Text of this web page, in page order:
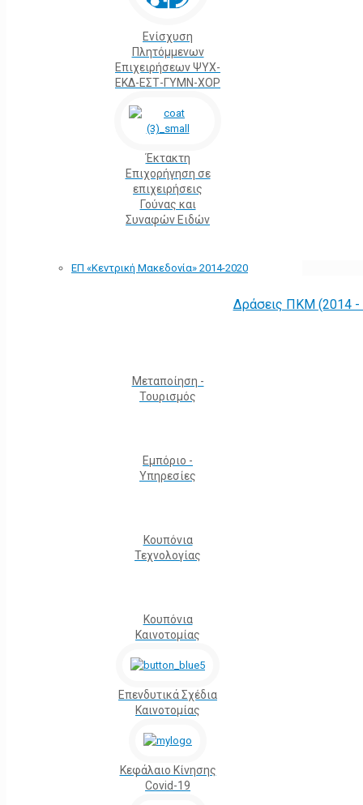
Ενίσχυση
Πλητόμμενων
Επιχειρήσεων ΨΥΧ-
ΕΚΔ-ΕΣΤ-ΓΥΜΝ-ΧΟΡ
Έκτακτη
Επιχορήγηση σε
επιχειρήσεις
Γούνας και
Συναφών Ειδών
ΕΠ «Kεντρική Μακεδονία» 2014-2020
Δράσεις ΠΚΜ (2014 -
Μεταποίηση -
Τουρισμός
Εμπόριο -
Υπηρεσίες
Κουπόνια
Τεχνολογίας
Κουπόνια
Καινοτομίας
Επενδυτικά Σχέδια
Καινοτομίας
Κεφάλαιο Κίνησης
Covid-19